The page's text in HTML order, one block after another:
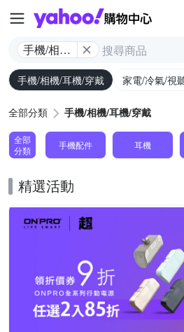
手機/相機/
耳機/穿戴
手機/相機/耳機/穿戴 家電/冷氣/視
全部分類 手機/相機/耳機/穿戴
全部
分類
手機配件 耳機
精選活動